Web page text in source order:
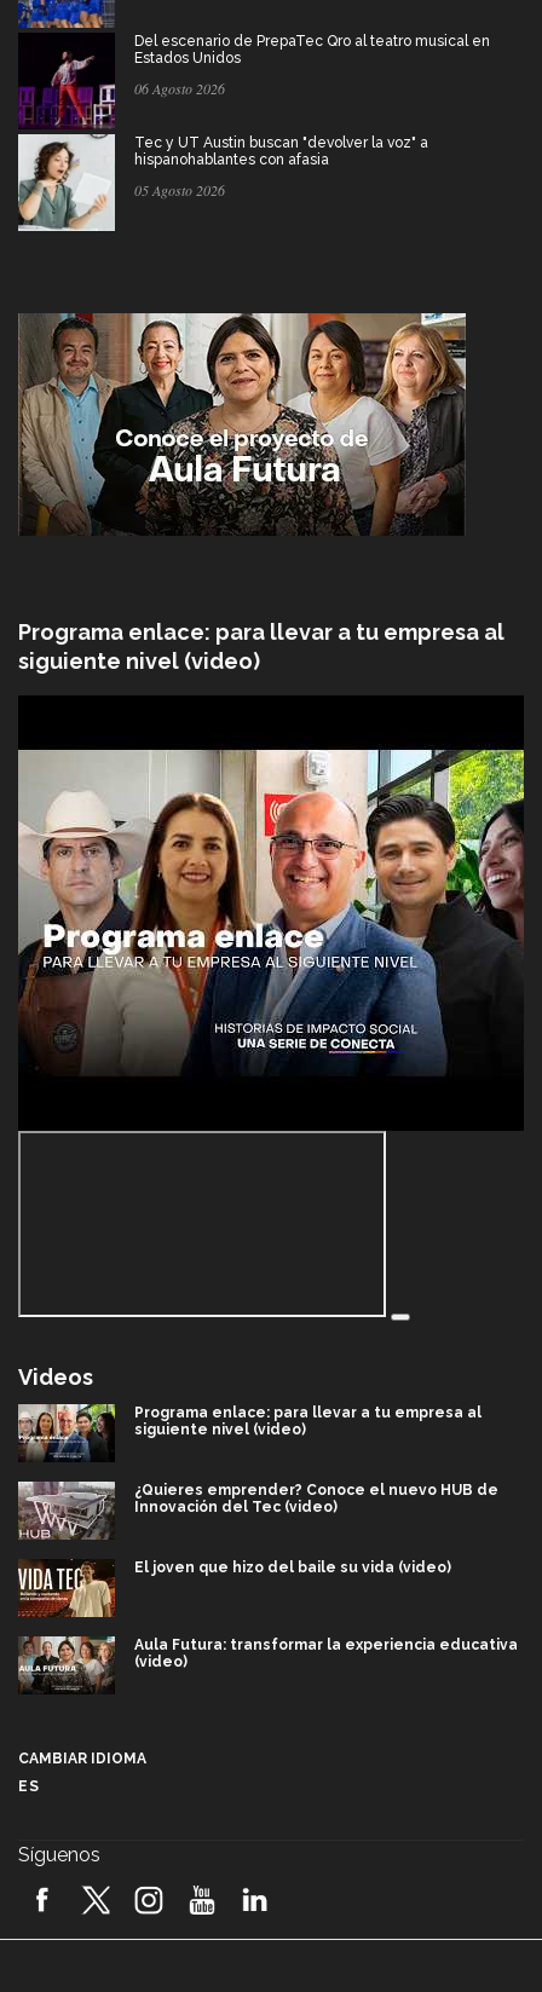
Del escenario de PrepaTec Qro al teatro musical en
Estados Unidos
06 Agosto 2026
Tec y UT Austin buscan "devolver la voz" a
hispanohablantes con afasia
05 Agosto 2026
Programa enlace: para llevar a tu empresa al
siguiente nivel (video)
Videos
Programa enlace: para llevar a tu empresa al
siguiente nivel (video)
¿Quieres emprender? Conoce el nuevo HUB de
Innovación del Tec (video)
El joven que hizo del baile su vida (video)
Aula Futura: transformar la experiencia educativa
(video)
2026! (video)
CAMBIAR IDIOMA
ES
Síguenos